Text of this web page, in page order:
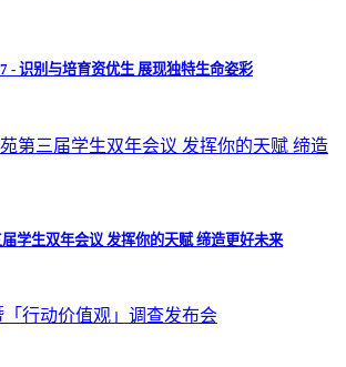
- 识别与培育资优生 展现独特生命姿彩
学生双年会议 发挥你的天赋 缔造更好未来